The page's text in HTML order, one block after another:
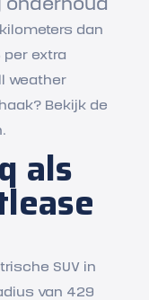
dan
per extra
weather
Bekijk de
als
SUV in
van 429